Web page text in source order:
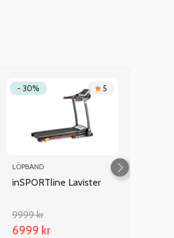
- 30% 5
LÖPBAND
inSPORTline Lavister
9999 kr
6999 kr